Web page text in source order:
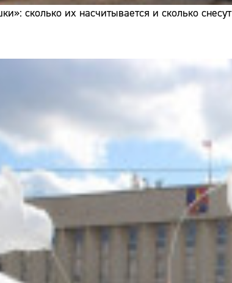
сколько их насчитывается и сколько снесут